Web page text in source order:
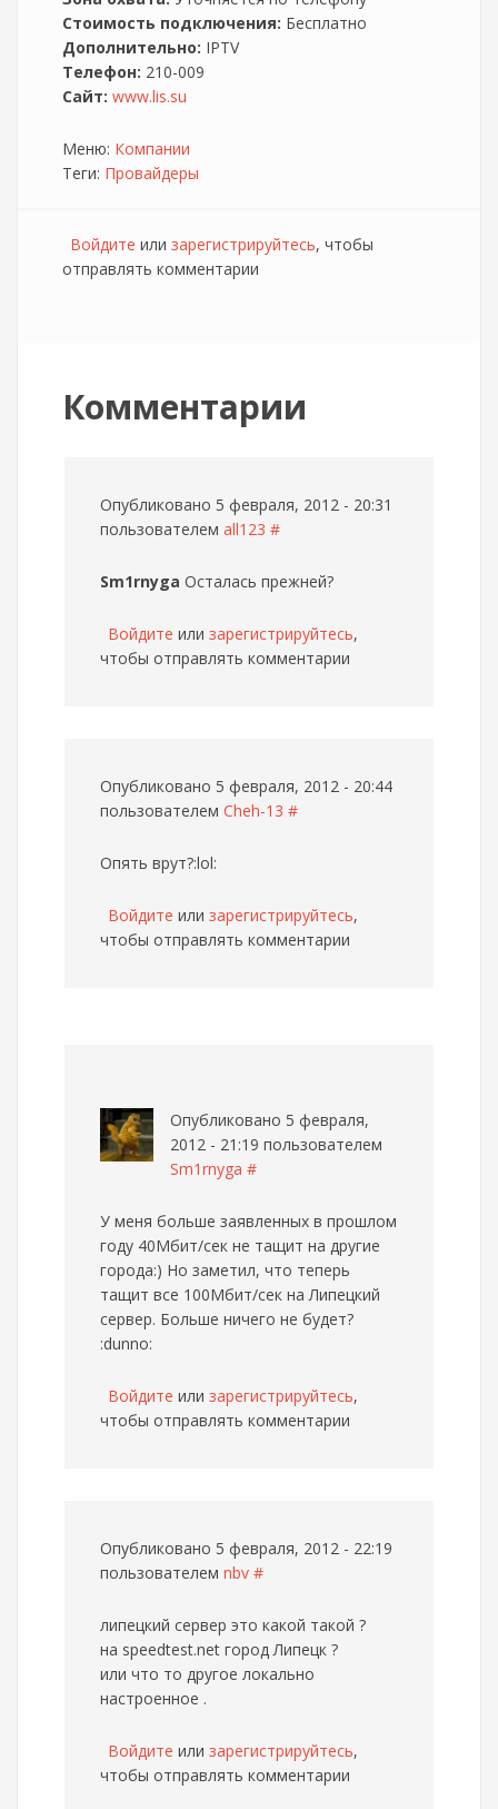
Стоимость подключения: Бесплатно
Дополнительно: IPTV
Телефон: 210-009
Сайт: www.lis.su
Меню: Компании
Теги: Провайдеры
Войдите или зарегистрируйтесь, чтобы
отправлять комментарии
Комментарии
Опубликовано 5 февраля, 2012 - 20:31
пользователем all123 #
Sm1rnyga Осталась прежней?
Войдите или зарегистрируйтесь,
чтобы отправлять комментарии
Опубликовано 5 февраля, 2012 - 20:44
пользователем Cheh-13 #
Опять врут?:lol:
Войдите или зарегистрируйтесь,
чтобы отправлять комментарии
Опубликовано 5 февраля,
2012 - 21:19 пользователем
Sm1rnyga #
У меня больше заявленных в прошлом
году 40Мбит/сек не тащит на другие
города:) Но заметил, что теперь
тащит все 100Мбит/сек на Липецкий
сервер. Больше ничего не будет?
:dunno:
Войдите или зарегистрируйтесь,
чтобы отправлять комментарии
Опубликовано 5 февраля, 2012 - 22:19
пользователем nbv #
липецкий сервер это какой такой ?
на speedtest.net город Липецк ?
или что то другое локально
настроенное .
Войдите или зарегистрируйтесь,
чтобы отправлять комментарии